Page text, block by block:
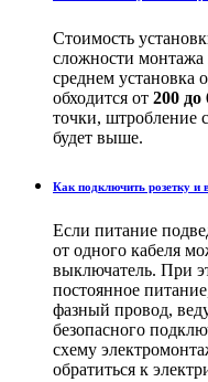
Стоимость
сложности монтажа
среднем установка
обходится от200 до
точки, штробление
Если питание
от одного кабеля
выключатель. При
постоянное
фазный провод,
безопасного
схему